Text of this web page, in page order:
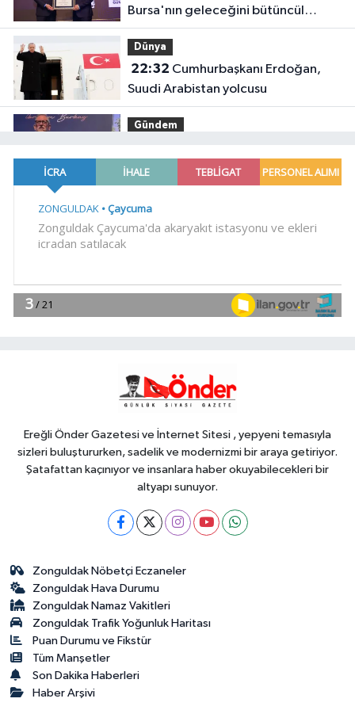
Bursa'nın geleceğini bütüncül
anlayışla planlıyoruz
Dünya
22:32
Suudi Arabistan yolcusu
Gündem
OSB tanıtıldı... Bursa'nın kalkınma
yolculuğunda yeni dönem
20:55Kocaeli Darıca'ya
19:02
gemi
Ereğli Önder Gazetesi ve İnternet Sitesi , yepyeni temasıyla
sizleri buluştururken, sadelik ve modernizmi bir araya getiriyor.
Şatafattan kaçınıyor ve insanlara haber okuyabilecekleri bir
altyapı sunuyor.
Zonguldak Nöbetçi Eczaneler
Zonguldak Hava Durumu
Zonguldak Namaz Vakitleri
Zonguldak Trafik Yoğunluk Haritası
Puan Durumu ve Fikstür
Tüm Manşetler
Son Dakika Haberleri
Haber Arşivi